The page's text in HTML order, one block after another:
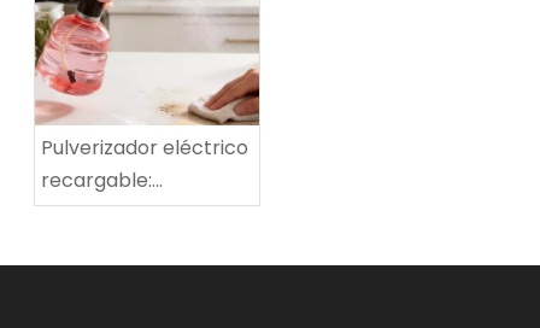
hogar
Pulverizador eléctrico
recargable:
herramienta